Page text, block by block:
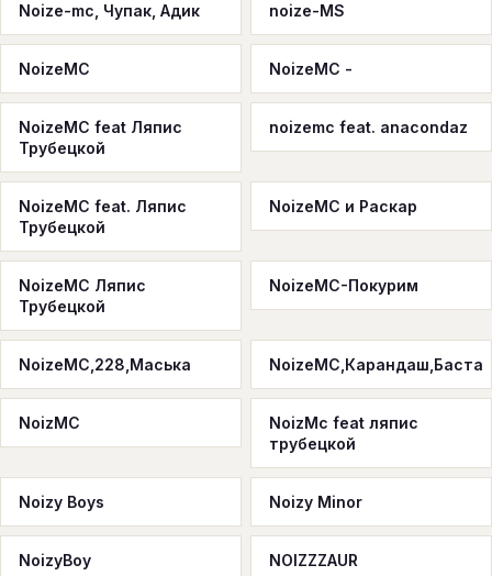
Noize-mc, Чупак, Адик noize-MS
NoizeMC NoizeMC -
NoizeMC feat Ляпис
Трубецкой
noizemc feat. anacondaz
NoizeMC feat. Ляпис
Трубецкой
NoizeMC и Раскар
NoizeMC Ляпис
Трубецкой
NoizeMC-Покурим
NoizeMC,228,Маська NoizeMC,Карандаш,Баста
NoizMC
NoizMc feat ляпис
трубецкой
Noizy Boys Noizy Minor
NoizyBoy NOIZZZAUR